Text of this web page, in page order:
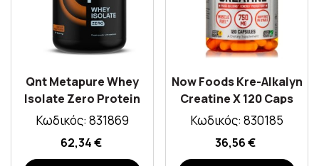
Qnt Metapure Whey
Isolate Zero Protein
Chocolate Hazelnut
Κωδικός: 831869
62,34 €
Now Foods Kre-Alkalyn
Creatine X 120 Caps
Κωδικός: 830185
36,56 €